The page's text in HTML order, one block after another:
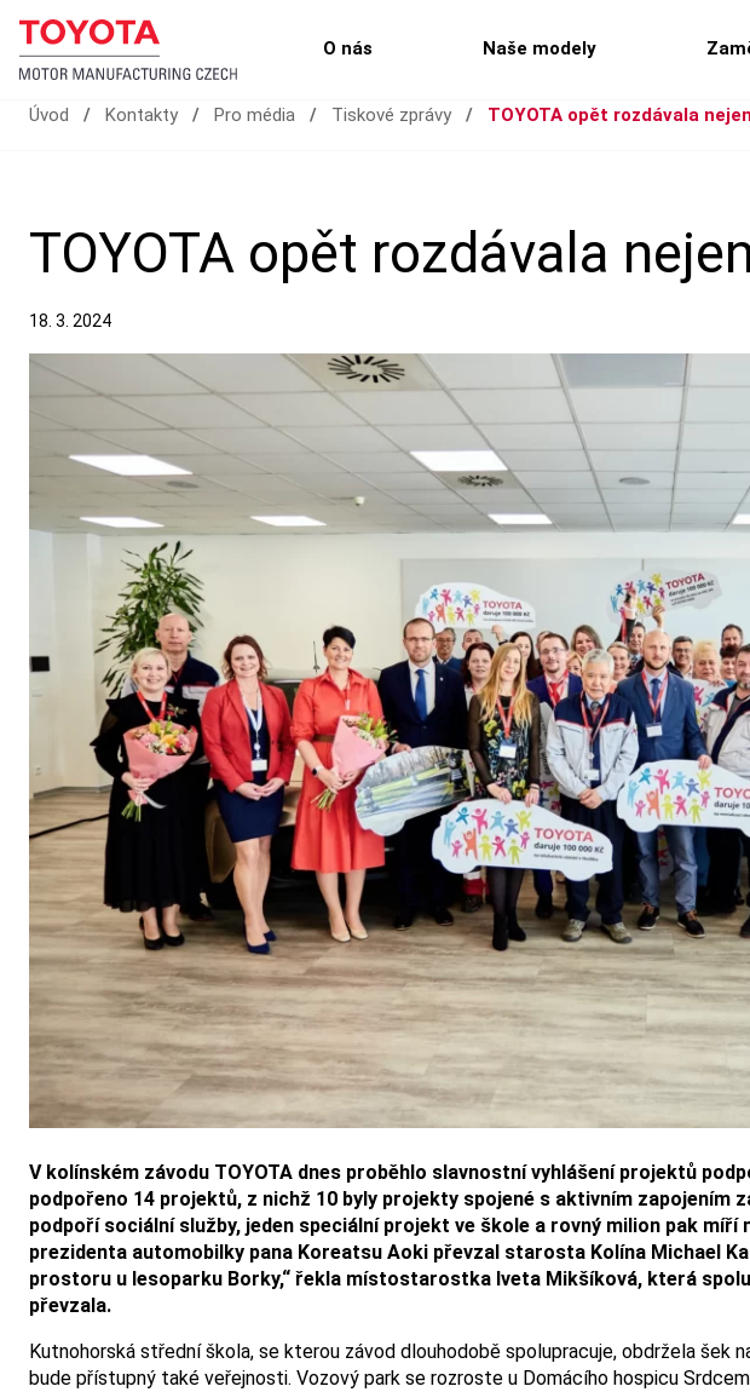
O nás Naše modely
Úvod / Kontakty / Pro média / Tiskové zprávy / TOYOTA opět rozdávala
TOYOTA opět rozdávala
18. 3. 2024
V kolínském závodu TOYOTA dnes proběhlo slavnostní vyhlášení projektů
podpořeno 14 projektů, z nichž 10 byly projekty spojené s aktivním zapojením
podpoří sociální služby, jeden speciální projekt ve škole a rovný milion pak míří
prezidenta automobilky pana Koreatsu Aoki převzal starosta Kolína Michael
prostoru u lesoparku Borky,“ řekla místostarostka Iveta Mikšíková, která
převzala.
Kutnohorská střední škola, se kterou závod dlouhodobě spolupracuje, obdržela šek
bude přístupný také veřejnosti. Vozový park se rozroste u Domácího hospicu